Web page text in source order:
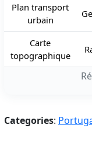
Plan transport
urbain
Carte
topographique
Categories: